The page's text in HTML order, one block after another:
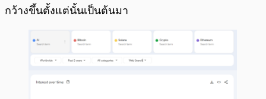
กว้างขึ้นตั้งแต่นั้นเป็นต้นมา